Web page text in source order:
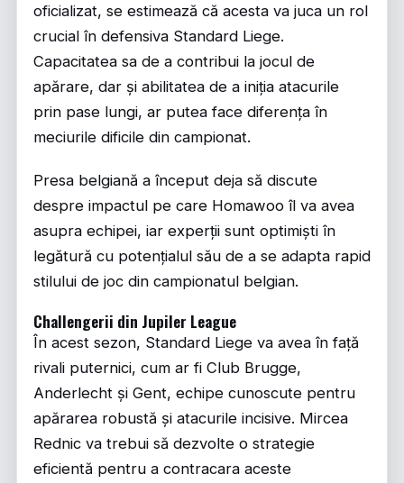
oficializat, se estimează că acesta va juca un rol
crucial în defensiva Standard Liege.
Capacitatea sa de a contribui la jocul de
apărare, dar și abilitatea de a iniția atacurile
prin pase lungi, ar putea face diferența în
meciurile dificile din campionat.
Presa belgiană a început deja să discute
despre impactul pe care Homawoo îl va avea
asupra echipei, iar experții sunt optimiști în
legătură cu potențialul său de a se adapta rapid
stilului de joc din campionatul belgian.
Challengerii din Jupiler League
În acest sezon, Standard Liege va avea în față
rivali puternici, cum ar fi Club Brugge,
Anderlecht și Gent, echipe cunoscute pentru
apărarea robustă și atacurile incisive. Mircea
Rednic va trebui să dezvolte o strategie
eficientă pentru a contracara aceste